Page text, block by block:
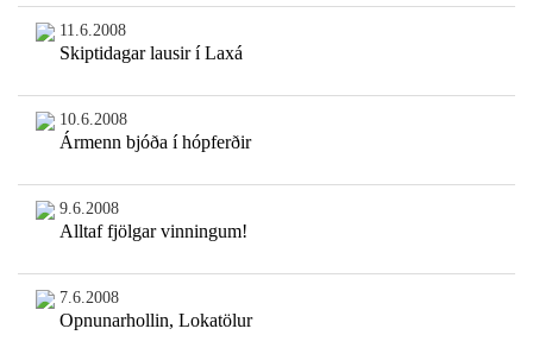
11.6.2008
Skiptidagar lausir í Laxá
10.6.2008
Ármenn bjóða í hópferðir
9.6.2008
Alltaf fjölgar vinningum!
7.6.2008
Opnunarhollin, Lokatölur